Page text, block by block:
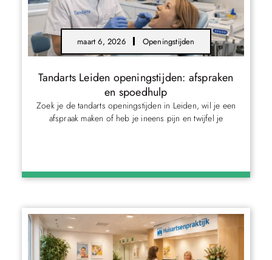
maart 6, 2026 Openingstijden
Tandarts Leiden openingstijden: afspraken
en spoedhulp
Zoek je de tandarts openingstijden in Leiden, wil je een
afspraak maken of heb je ineens pijn en twijfel je